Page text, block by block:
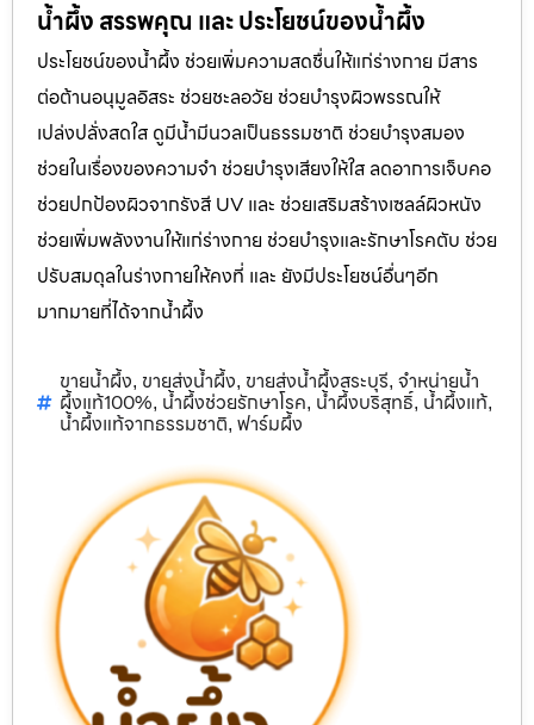
น้ำผึ้ง สรรพคุณ และ ประโยชน์ของน้ำผึ้ง
ประโยชน์ของน้ำผึ้ง ช่วยเพิ่มความสดชื่นให้แก่ร่างกาย มีสาร
ต่อต้านอนุมูลอิสระ ช่วยชะลอวัย ช่วยบำรุงผิวพรรณให้
เปล่งปลั่งสดใส ดูมีน้ำมีนวลเป็นธรรมชาติ ช่วยบำรุงสมอง
ช่วยในเรื่องของความจำ ช่วยบำรุงเสียงให้ใส ลดอาการเจ็บคอ
ช่วยปกป้องผิวจากรังสี UV และ ช่วยเสริมสร้างเซลล์ผิวหนัง
ช่วยเพิ่มพลังงานให้แก่ร่างกาย ช่วยบำรุงและรักษาโรคตับ ช่วย
ปรับสมดุลในร่างกายให้คงที่ และ ยังมีประโยชน์อื่นๆอีก
มากมายที่ได้จากน้ำผึ้ง
ขายน้ำผึ้ง, ขายส่งน้ำผึ้ง, ขายส่งน้ำผึ้งสระบุรี, จำหน่ายน้ำ
ผึ้งแท้100%, น้ำผึ้งช่วยรักษาโรค, น้ำผึ้งบริสุทธิ์, น้ำผึ้งแท้,
น้ำผึ้งแท้จากธรรมชาติ, ฟาร์มผึ้ง